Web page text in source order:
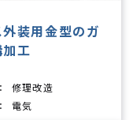
外装用金型のガ
工
修理改造
電気